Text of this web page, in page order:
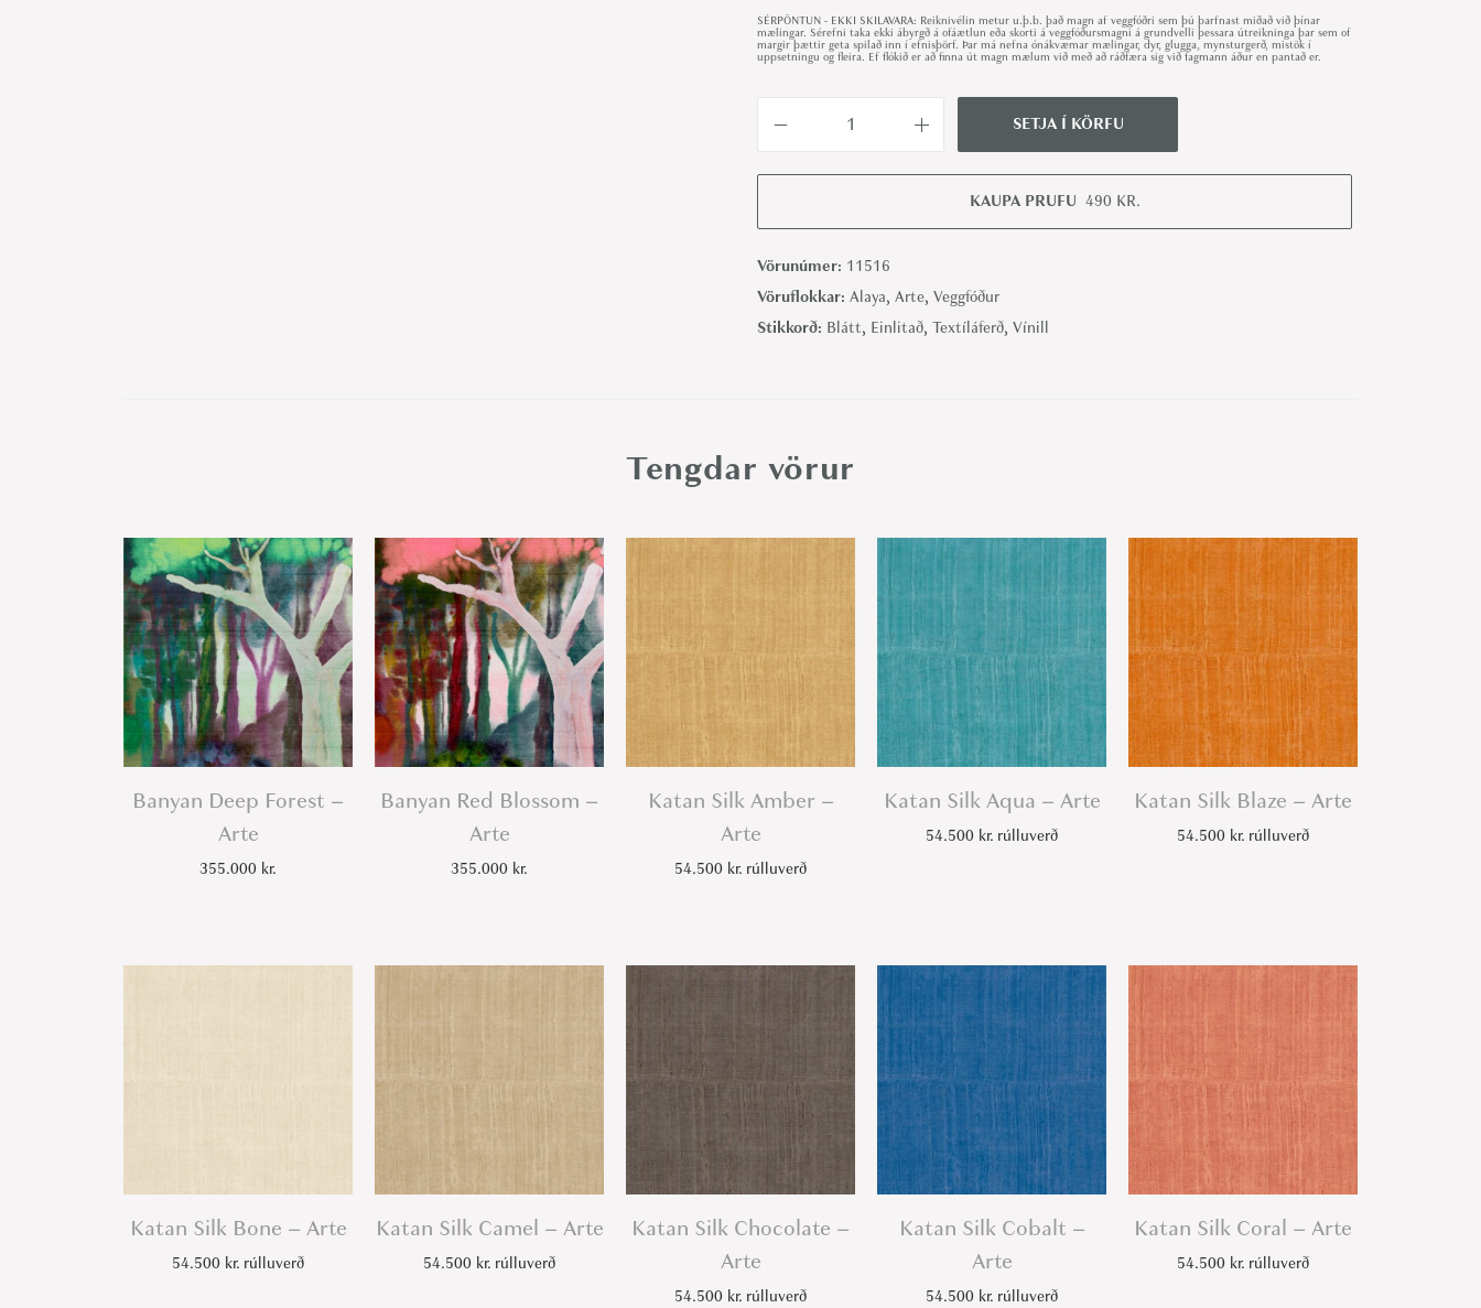
SÉRPÖNTUN - EKKI SKILAVARA: Reiknivélin metur u.þ.b. það magn af veggfóðri sem þú þarfnast miðað við þínar
mælingar. Sérefni taka ekki ábyrgð á ofáætlun eða skorti á veggfóðursmagni á grundvelli þessara útreikninga þar sem of
margir þættir geta spilað inn í efnisþörf. Þar má nefna ónákvæmar mælingar, dyr, glugga, mynsturgerð, mistök í
uppsetningu og fleira. Ef flókið er að finna út magn mælum við með að ráðfæra sig við fagmann áður en pantað er.
a
n
S
i
g
y
SETJA Í KÖRFU
KAUPA PRUFU 490 KR.
Vörunúmer: 11516
Vöruflokkar: Alaya, Arte, Veggfóður
Stikkorð: Blátt, Einlitað, Textíláferð, Vínill
Tengdar vörur
Banyan Deep Forest –
Arte
355.000 kr.
Banyan Red Blossom –
Arte
355.000 kr.
Katan Silk Amber –
Arte
54.500 kr. rúlluverð
Katan Silk Aqua – Arte
54.500 kr. rúlluverð
Katan Silk Blaze – Arte
54.500 kr. rúlluverð
Katan Silk Bone – Arte
54.500 kr. rúlluverð
Katan Silk Camel – Arte
54.500 kr. rúlluverð
Katan Silk Chocolate –
Arte
54.500 kr. rúlluverð
Katan Silk Cobalt –
Arte
54.500 kr. rúlluverð
Katan Silk Coral – Arte
54.500 kr. rúlluverð